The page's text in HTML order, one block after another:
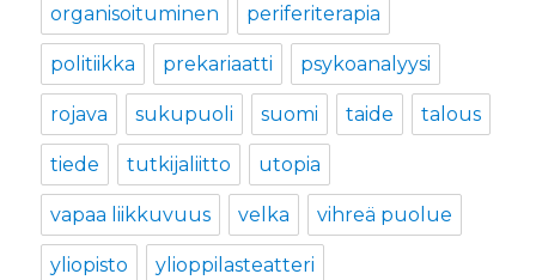
organisoituminen periferiterapia
politiikka prekariaatti psykoanalyysi
rojava sukupuoli suomi taide talous
tiede tutkijaliitto utopia
vapaa liikkuvuus velka vihreä puolue
yliopisto ylioppilasteatteri